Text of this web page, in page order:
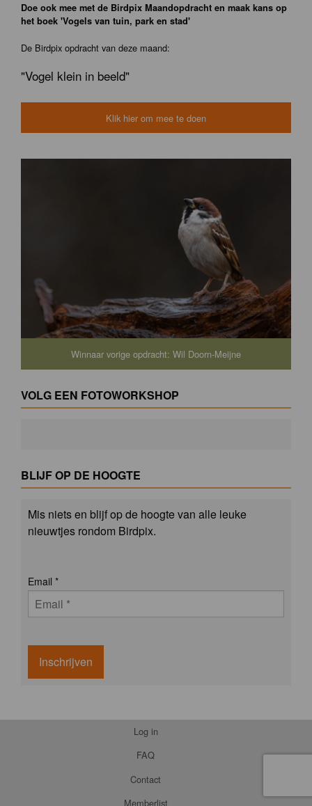
Doe ook mee met de Birdpix Maandopdracht en maak kans op
het boek 'Vogels van tuin, park en stad'
De Birdpix opdracht van deze maand:
"Vogel klein in beeld"
Klik hier om mee te doen
Winnaar vorige opdracht: Wil Doorn-Meijne
VOLG EEN FOTOWORKSHOP
BLIJF OP DE HOOGTE
Mis niets en blijf op de hoogte van alle leuke
nieuwtjes rondom Birdpix.
Email *
Inschrijven
Log in
FAQ
Contact
Memberlist